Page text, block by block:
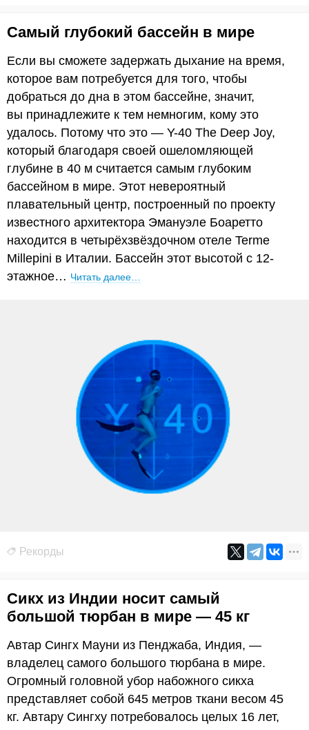
Самый глубокий бассейн в мире
Если вы сможете задержать дыхание на время,
которое вам потребуется для того, чтобы
добраться до дна в этом бассейне, значит,
вы принадлежите к тем немногим, кому это
удалось. Потому что это — Y-40 The Deep Joy,
который благодаря своей ошеломляющей
глубине в 40 м считается самым глубоким
бассейном в мире. Этот невероятный
плавательный центр, построенный по проекту
известного архитектора Эмануэле Боаретто
находится в четырёхзвёздочном отеле Terme
Millepini в Италии. Бассейн этот высотой с 12-
этажное… Читать далее…
Рекорды
Сикх из Индии носит самый
большой тюрбан в мире — 45 кг
Автар Сингх Мауни из Пенджаба, Индия, —
владелец самого большого тюрбана в мире.
Огромный головной убор набожного сикха
представляет собой 645 метров ткани весом 45
кг. Автару Сингху потребовалось целых 16 лет,